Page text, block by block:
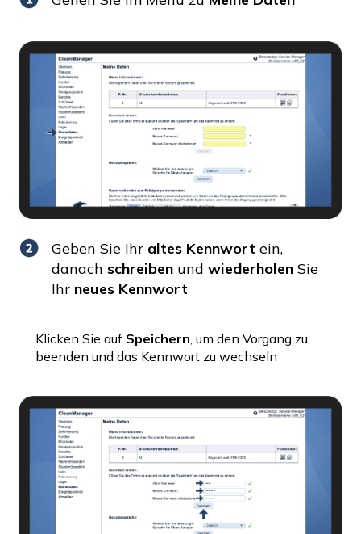
Geben Sie Ihr altes Kennwort ein,
danach schreiben und wiederholen Sie
Ihr neues Kennwort
Klicken Sie auf Speichern , um den Vorgang zu
beenden und das Kennwort zu wechseln